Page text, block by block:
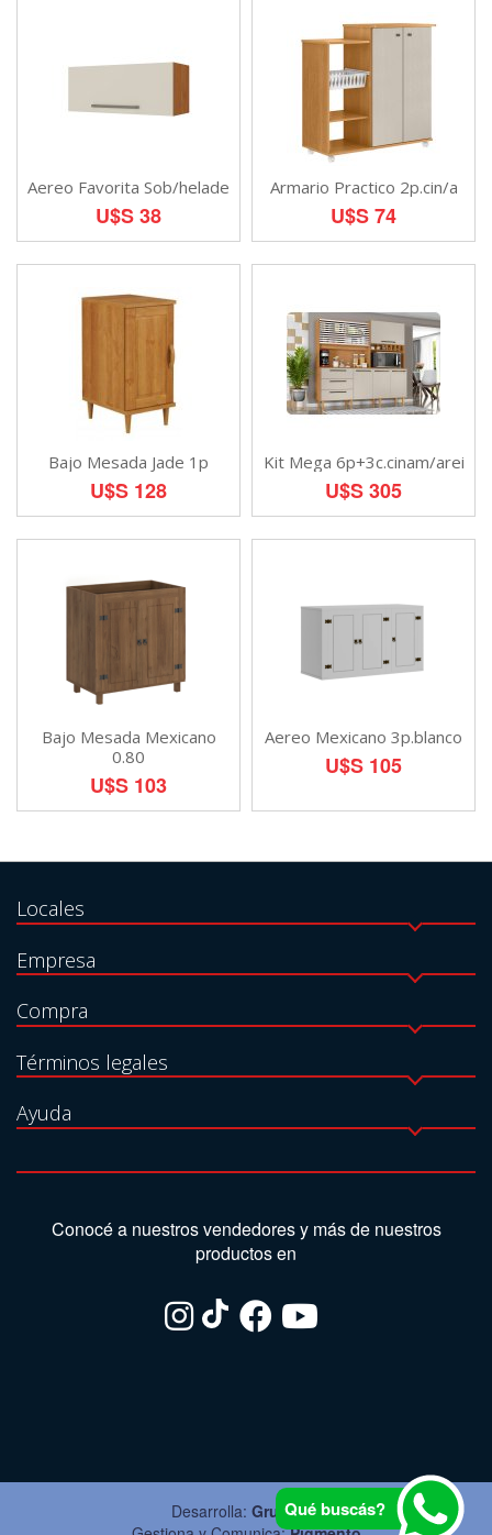
Aereo Favorita Sob/helade
U$S 38
Armario Practico 2p.cin/a
U$S 74
Bajo Mesada Jade 1p
U$S 128
Kit Mega 6p+3c.cinam/arei
U$S 305
Bajo Mesada Mexicano
0.80
U$S 103
Aereo Mexicano 3p.blanco
U$S 105
Locales
Empresa
Compra
Términos legales
Ayuda
Conocé a nuestros vendedores y más de nuestros
productos en
Qué buscás?
Desarrolla: Grupo Ite